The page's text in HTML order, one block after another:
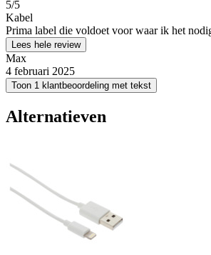
5/5
Kabel
Prima label die voldoet voor waar ik het
Lees hele review
Max
4 februari 2025
Toon 1 klantbeoordeling met tekst
Alternatieven